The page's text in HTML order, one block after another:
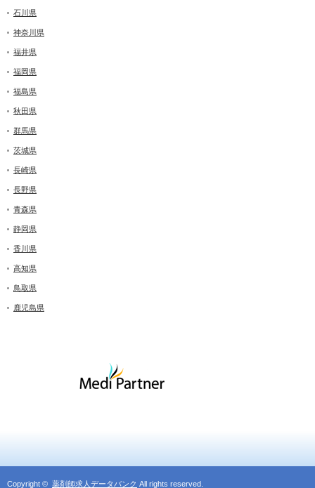
石川県
神奈川県
福井県
福岡県
福島県
秋田県
群馬県
茨城県
長崎県
長野県
青森県
静岡県
香川県
高知県
鳥取県
鹿児島県
Copyright © 薬剤師求人データバンク All rights reserved.